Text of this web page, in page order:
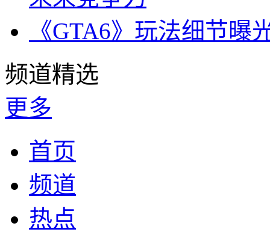
《GTA6》玩法细节
频道精选
更多
首页
频道
热点